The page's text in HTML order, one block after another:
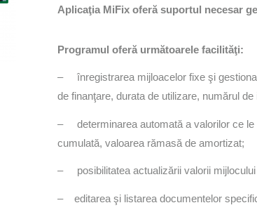
Aplicaţia MiFix oferă suportul necesar
Programul oferă următoarele facilităţi:
– înregistrarea mijloacelor fixe şi
de finanţare, durata de utilizare, numărul
– determinarea automată a valorilor ce le
cumulată, valoarea rămasă de amortizat;
– posibilitatea actualizării valorii
– editarea şi listarea documentelor